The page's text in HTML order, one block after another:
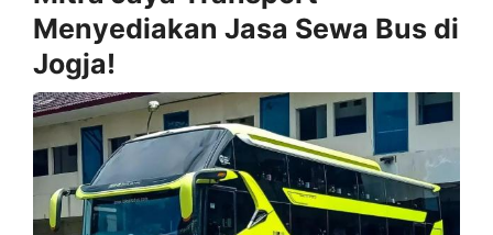
Menyediakan Jasa Sewa Bus di
Jogja!